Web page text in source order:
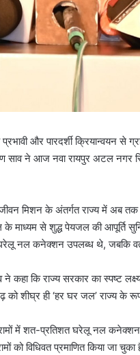
और पारदर्शी क्रियान्वयन से
साव ने आज नवा रायपुर अटल नगर
जीवन मिशन के अंतर्गत राज्य में
से शुद्ध पेयजल की आपूर्ति
नल कनेक्शन उपलब्ध थे, जबकि
कहा कि राज्य सरकार का स्पष्ट
शीघ्र ही ‘हर घर जल’ राज्य के
में शत-प्रतिशत घरेलू नल कनेक्शन
विधिवत प्रमाणित किया जा चुका